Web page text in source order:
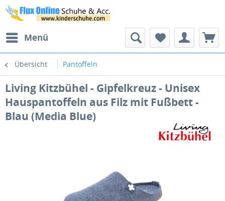
Menü
Übersicht Pantoffeln
Living Kitzbühel - Gipfelkreuz - Unisex
Hauspantoffeln aus Filz mit Fußbett -
Blau (Media Blue)